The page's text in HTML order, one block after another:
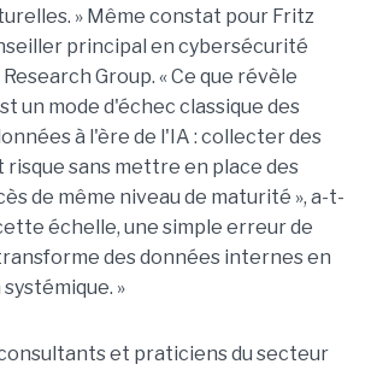
» Même constat pour Fritz
principal en cybersécurité
Group. « Ce que révèle
un mode d'échec classique des
à l'ère de l'IA : collecter des
risque sans mettre en place des
de même niveau de maturité », a-t-
échelle, une simple erreur de
des données internes en
»
et praticiens du secteur